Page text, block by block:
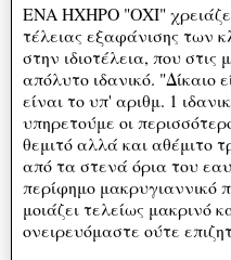
ΕΝΑ ΗΧΗΡΟ "ΟΧΙ"
τέλειας εξαφάνισης των
στην ιδιοτέλεια, που στις
απόλυτο ιδανικό. "Δίκαιο
είναι το υπ' αριθμ. 1
υπηρετούμε οι
θεμιτό αλλά και αθέμιτο
από τα στενά όρια του
περίφημο μακρυγιαννικό
μοιάζει τελείως μακρινό
ονειρευόμαστε ούτε